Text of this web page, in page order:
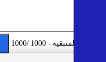
الأحرف المتبقية - 1000 /1000